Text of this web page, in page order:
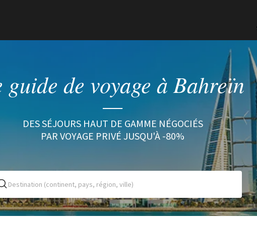
guide de voyage à Bahreïn
DES SÉJOURS HAUT DE GAMME NÉGOCIÉS
PAR VOYAGE PRIVÉ JUSQU'À -80%